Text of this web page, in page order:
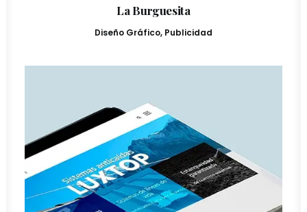
La Burguesita
Diseño Gráfico, Publicidad